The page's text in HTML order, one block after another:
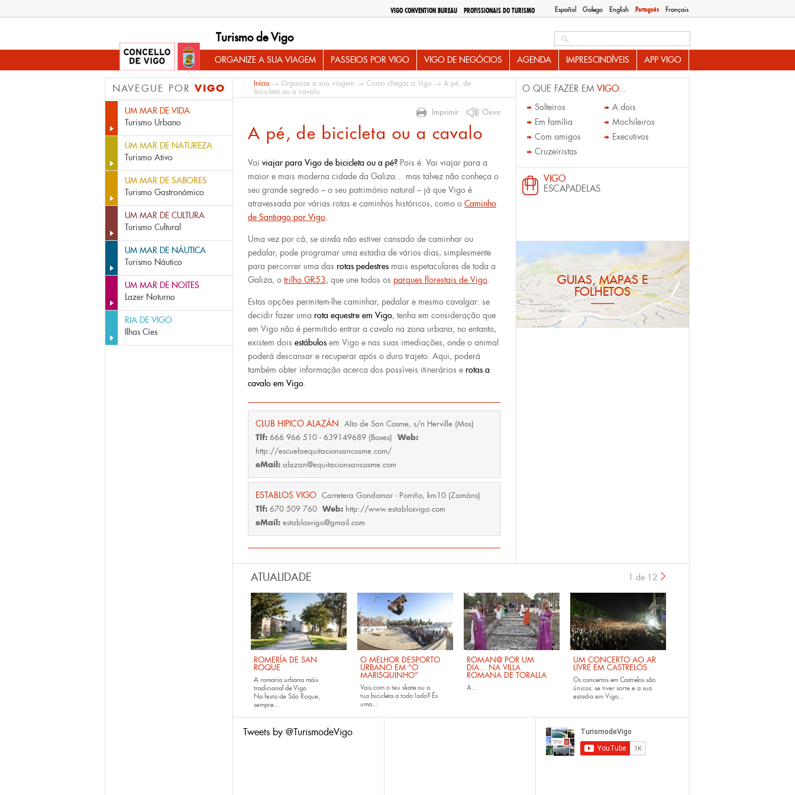
Español Galego English Português Français
VIGO CONVENTION BUREAU PROFISSIONAIS DO TURISMO
Turismo de Vigo
ORGANIZE A SUA VIAGEM PASSEIOS POR VIGO VIGO DE NEGÓCIOS AGENDA IMPRESCINDÍVEIS APP VIGO
NAVEGUE POR VIGO
UM MAR DE VIDA
Turismo Urbano
UM MAR DE NATUREZA
Turismo Ativo
UM MAR DE SABORES
Turismo Gastronómico
UM MAR DE CULTURA
Turismo Cultural
UM MAR DE NÁUTICA
Turismo Náutico
UM MAR DE NOITES
Lazer Noturno
RIA DE VIGO
Ilhas Cíes
Início→ Organize a sua viagem → Como chegar a Vigo → A pé, de
bicicleta ou a cavalo
Imprimir Ouvir
A pé, de bicicleta ou a cavalo
Vai viajar para Vigo de bicicleta ou a pé? Pois é. Vai viajar para a
maior e mais moderna cidade da Galiza… mas talvez não conheça o
seu grande segredo – o seu património natural – já que Vigo é
atravessada por várias rotas e caminhos históricos, como o Caminho
de Santiago por Vigo.
Uma vez por cá, se ainda não estiver cansado de caminhar ou
pedalar, pode programar uma estadia de vários dias, simplesmente
para percorrer uma das rotas pedestres mais espetaculares de toda a
Galiza, o trilho GR53, que une todos os parques florestais de Vigo.
Estas opções permitem-lhe caminhar, pedalar e mesmo cavalgar: se
decidir fazer uma rota equestre em Vigo, tenha em consideração que
em Vigo não é permitido entrar a cavalo na zona urbana; no entanto,
existem dois estábulos em Vigo e nas suas imediações, onde o animal
poderá descansar e recuperar após o duro trajeto. Aqui, poderá
também obter informação acerca dos possíveis itinerários e rotas a
cavalo em Vigo.
CLUB HIPICO ALAZÁN Alto de San Cosme, s/n Herville (Mos)
Tlf: 666 966 510 - 639149689 (Boxes) Web:
http://escuelaequitacionsancosme.com/
eMail: alazan@equitacionsancosme.com
ESTABLOS VIGO Carretera Gondomar - Porriño, km10 (Zamáns)
Tlf: 670 509 760 Web: http://www.establosvigo.com
eMail: establosvigo@gmail.com
O QUE FAZER EM VIGO...
Solteiros
A dois
Em família
Mochileiros
Com amigos
Executivos
Cruzeiristas
VIGO
ESCAPADELAS
GUIAS, MAPAS E
FOLHETOS
ATUALIDADE
ROMERÍA DE SAN
ROQUE
A romaria urbana máis
tradicional de Vigo
Na festa de São Roque,
sempre...
O MELHOR DESPORTO
URBANO EM “O
MARISQUINHO”
Vais com o teu skateou a
tua bicicleta a todo lado? És
uma...
ROMAN@ POR UM
DIA... NA VILLA
ROMANA DE TORALLA
A...
UM CONCERTO AO AR
LIVRE EM CASTRELOS
Os concertos em Castrelos são
únicos: se tiver sorte e a sua
estadia em Vigo...
1 de 12
Tweets by @TurismodeVigo